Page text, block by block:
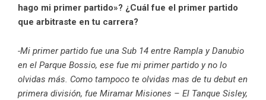
hago mi primer partido»? ¿Cuál fue el primer partido
que arbitraste en tu carrera?
-Mi primer partido fue una Sub 14 entre Rampla y Danubio
en el Parque Bossio, ese fue mi primer partido y no lo
olvidas más. Como tampoco te olvidas mas de tu debut en
primera división, fue Miramar Misiones – El Tanque Sisley,